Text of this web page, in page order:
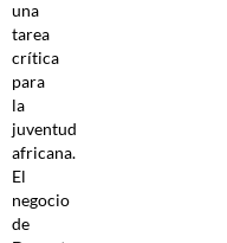
una
tarea
crítica
para
la
juventud
africana.
El
negocio
de